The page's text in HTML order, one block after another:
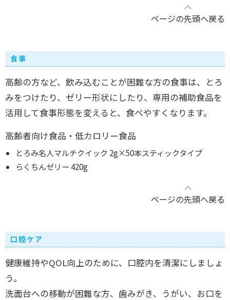
ページの先頭へ戻る
食事
高齢の方など、飲み込むことが困難な方の食事は、とろ
みをつけたり、ゼリー形状にしたり、専用の補助食品を
活用して食事形態を変えると、食べやすくなります。
高齢者向け食品・低カロリー食品
とろみ名人マルチクイック 2g×50本スティックタイプ
らくちんゼリー 420g
ページの先頭へ戻る
口腔ケア
健康維持やQOL向上のために、口腔内を清潔にしましょ
う。
洗面台への移動が困難な方、歯みがき、うがい、お口を